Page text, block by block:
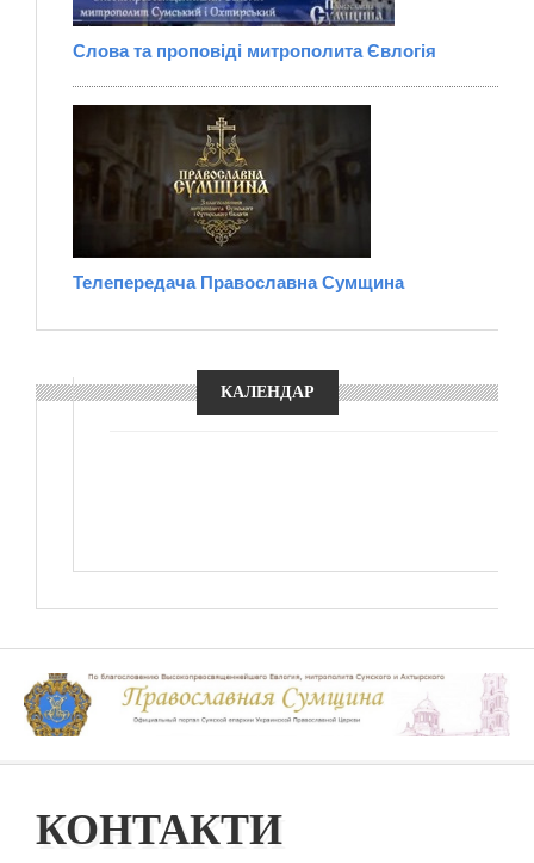
Слова та проповіді митрополита Євлогія
Телепередача Православна Сумщина
КАЛЕНДАР
КОНТАКТИ